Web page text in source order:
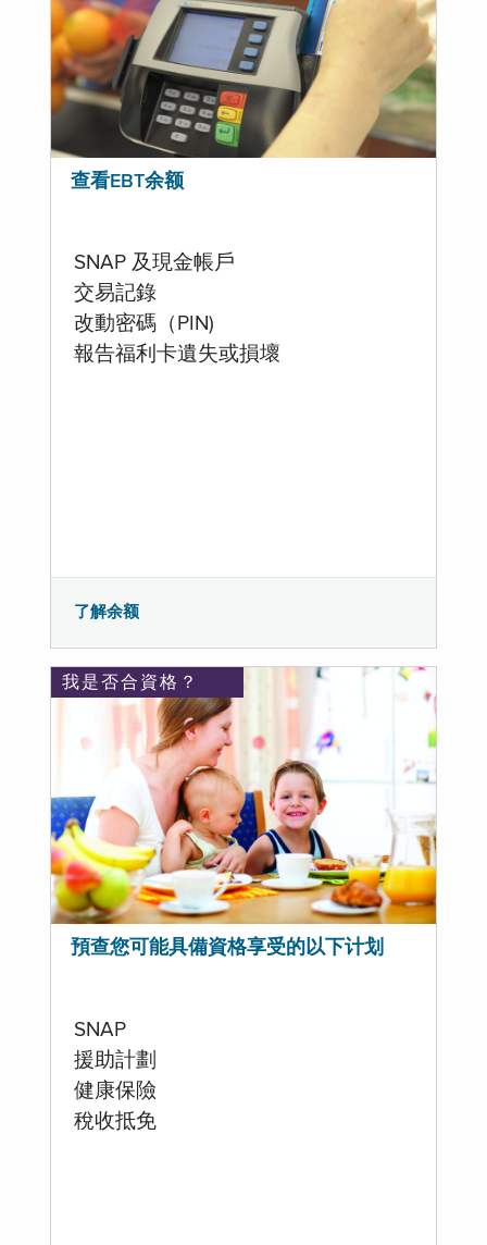
查看EBT余额
SNAP 及現金帳戶
交易記錄
改動密碼（PIN)
報告福利卡遺失或損壞
了解余额
我是否合資格？
預查您可能具備資格享受的以下计划
SNAP
援助計劃
健康保險
稅收抵免